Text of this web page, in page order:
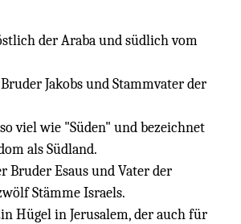
der Araba und südlich vom
Jakobs und Stammvater der
viel wie "Süden" und bezeichnet
als Südland.
Bruder Esaus und Vater der
Stämme Israels.
Hügel in Jerusalem, der auch für